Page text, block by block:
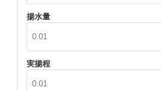
揚水量
実揚程